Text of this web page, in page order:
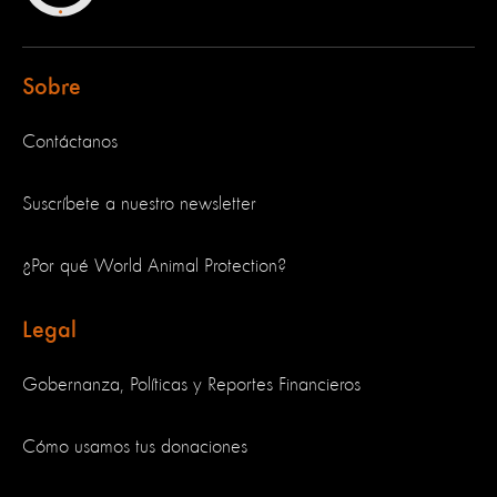
Sobre
Contáctanos
Suscríbete a nuestro newsletter
¿Por qué World Animal Protection?
Legal
Gobernanza, Políticas y Reportes Financieros
Cómo usamos tus donaciones